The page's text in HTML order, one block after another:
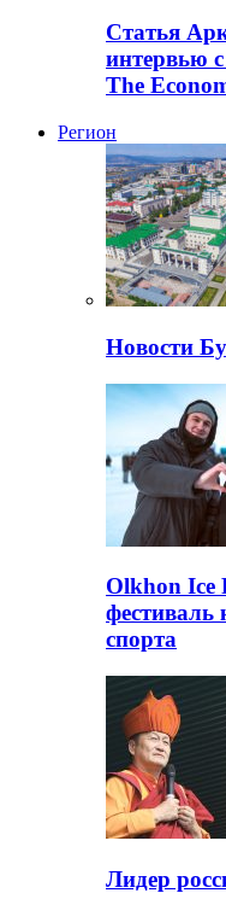
Статья
интервью
The
Регион
Новости
Olkhon Ice
фестиваль
спорта
Лидер